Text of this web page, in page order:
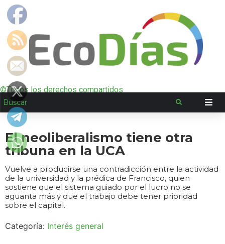
©Todos los derechos compartidos
El neoliberalismo tiene otra
tribuna en la UCA
Vuelve a producirse una contradicción entre la actividad
de la universidad y la prédica de Francisco, quien
sostiene que el sistema guiado por el lucro no se
aguanta más y que el trabajo debe tener prioridad
sobre el capital.
Categoría: Interés general